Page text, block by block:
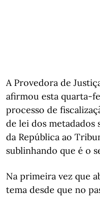
A Provedora de
afirmou esta quarta-
processo de
de lei dos
da República ao
sublinhando que é o
Na primeira vez que
tema desde que no